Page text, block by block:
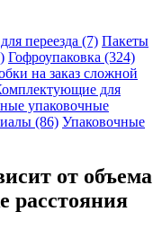
переезда (7) Пакеты
Гофроупаковка (324)
на заказ сложной
для
упаковочные
(86) Упаковочные
от объема
расстояния